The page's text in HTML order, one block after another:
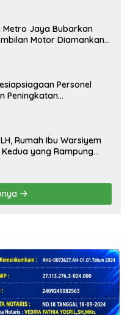
Metro Jaya Bubarkan
Motor Diamankan
Personel
Peningkatan
Rumah Ibu Warsiyem
yang Rampung